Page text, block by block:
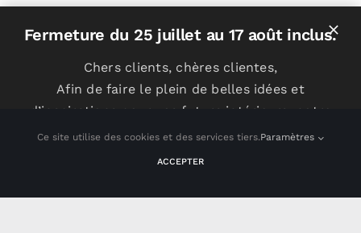
Nos fournisseurs
Offres spéciales
INFORMATIONS
Mentions légales
Fermeture du 25 juillet au 17 août inclus.
Chers clients, chères clientes,
Afin de faire le plein de belles idées et
d’inspirations pour vos futurs intérieurs, notre
équipe prend un peu de repos. Très bel été à
tous !
Ce site utilise des cookies et des services tiers.Paramètres
ACCEPTER